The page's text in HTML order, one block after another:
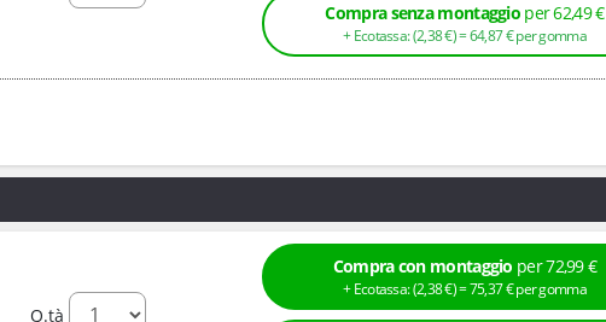
Compra senza montaggio per 62,49 €
+ Ecotassa: (2,38€ ) =64,87€per gomma
Q.tà
Compra con montaggio per 72,99 €
+ Ecotassa: (2,38€ ) =75,37€per gomma